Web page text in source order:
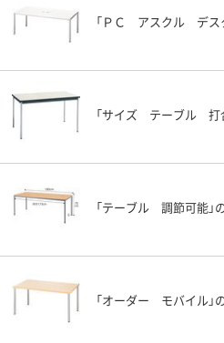
「ＰＣ アスクル デス
「サイズ テーブル 打
「テーブル 調節可能」
「オーダー モバイル」